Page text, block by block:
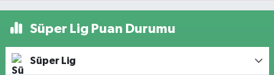
Süper Lig Puan Durumu
Süper Lig